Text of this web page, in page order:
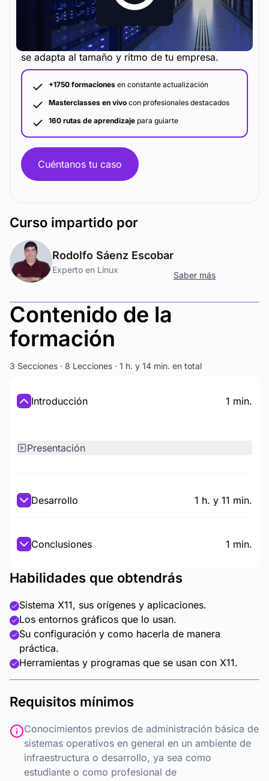
La metodología y plataforma de formación que
se adapta al tamaño y ritmo de tu empresa.
+1750 formaciones en constante actualización
Masterclasses en vivo con profesionales destacados
160 rutas de aprendizaje para guiarte
Cuéntanos tu caso
Curso impartido por
Rodolfo Sáenz Escobar
Experto en Linux
Saber más
Contenido de la
formación
3 Secciones · 8 Lecciones · 1 h. y 14 min. en total
Introducción 1 min.
Presentación
Desarrollo 1 h. y 11 min.
Conclusiones 1 min.
Habilidades que obtendrás
Sistema X11, sus orígenes y aplicaciones.
Los entornos gráficos que lo usan.
Su configuración y como hacerla de manera
práctica.
Herramientas y programas que se usan con X11.
Requisitos mínimos
Conocimientos previos de administración básica de
sistemas operativos en general en un ambiente de
infraestructura o desarrollo, ya sea como
estudiante o como profesional de